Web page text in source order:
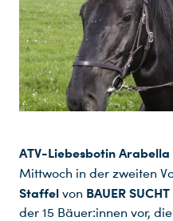
ATV-Liebesbotin
Mittwoch in der zweiten
Staffel von BAUER SUCHT
der 15 Bäuer:innen vor,